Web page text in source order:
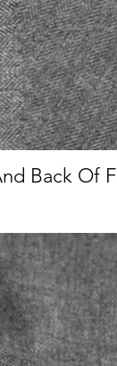
Back Of